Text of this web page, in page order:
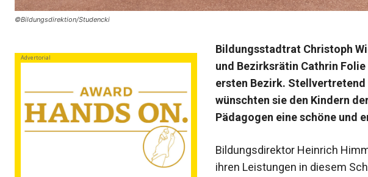
©Bildungsdirektion/Studencki
Advertorial
Bildungsstadtrat Christoph
und Bezirksrätin Cathrin
ersten Bezirk.
wünschten sie den Kindern
Pädagogen eine schöne und
Bildungsdirektor Heinrich
ihren Leistungen in diesem